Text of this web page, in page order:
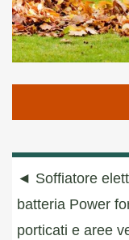
articoli
◄ Soffiatore
batteria Power
porticati e aree